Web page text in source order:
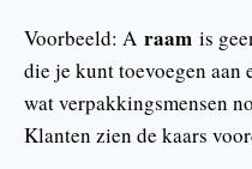
Voorbeeld: A raam is
die je kunt toevoegen
wat verpakkingsmensen
Klanten zien de kaars